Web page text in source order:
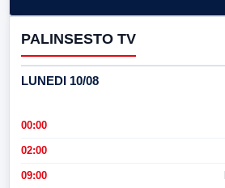
PALINSESTO TV
LUNEDI 10/08
00:00
02:00
09:00